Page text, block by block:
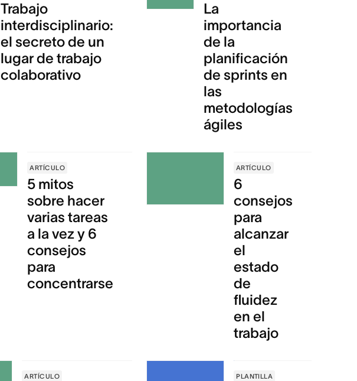
Trabajo
interdisciplinario:
el secreto de un
lugar de trabajo
colaborativo
La
importancia
de la
planificación
de sprints en
las
metodologías
ágiles
ARTÍCULO
5 mitos
sobre hacer
varias tareas
a la vez y 6
consejos
para
concentrarse
ARTÍCULO
6
consejos
para
alcanzar
el
estado
de
fluidez
en el
trabajo
ARTÍCULO PLANTILLA